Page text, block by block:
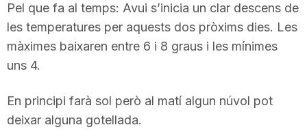
a
Pel que fa al temps: Avui s’inicia un clar descens de
les temperatures per aquests dos pròxims dies. Les
màximes baixaren entre 6 i 8 graus i les mínimes
uns 4.
En principi farà sol però al matí algun núvol pot
deixar alguna gotellada.